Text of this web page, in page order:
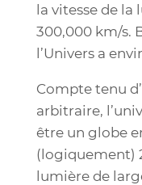
la vitesse de la
300,000 km/s.
l’Univers a
Compte tenu
arbitraire,
être un globe
(logiquement)
lumière de